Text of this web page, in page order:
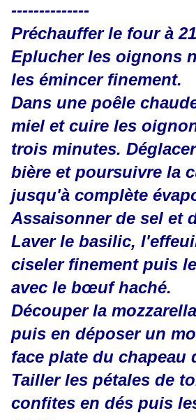
--------------
Préchauffer le four à
Eplucher les oignons
les émincer finement.
Dans une poêle
miel et cuire les
trois minutes.
bière et poursuivre la
jusqu'à complète
Assaisonner de sel et
Laver le basilic,
ciseler finement puis
avec le bœuf haché.
Découper la
puis en déposer un
face plate du chapeau
Tailler les pétales de
confites en dés puis